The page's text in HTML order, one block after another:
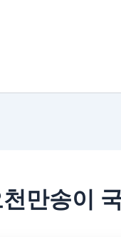
만송이